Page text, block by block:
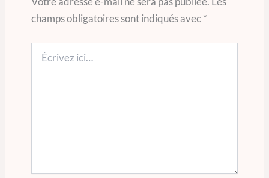
champs obligatoires sont indiqués avec*
ici…